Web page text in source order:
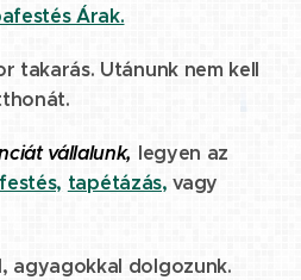
Árak.
takarás. Utánunk nem kell
vállalunk, legyen az
tapétázás, vagy
agyagokkal dolgozunk.